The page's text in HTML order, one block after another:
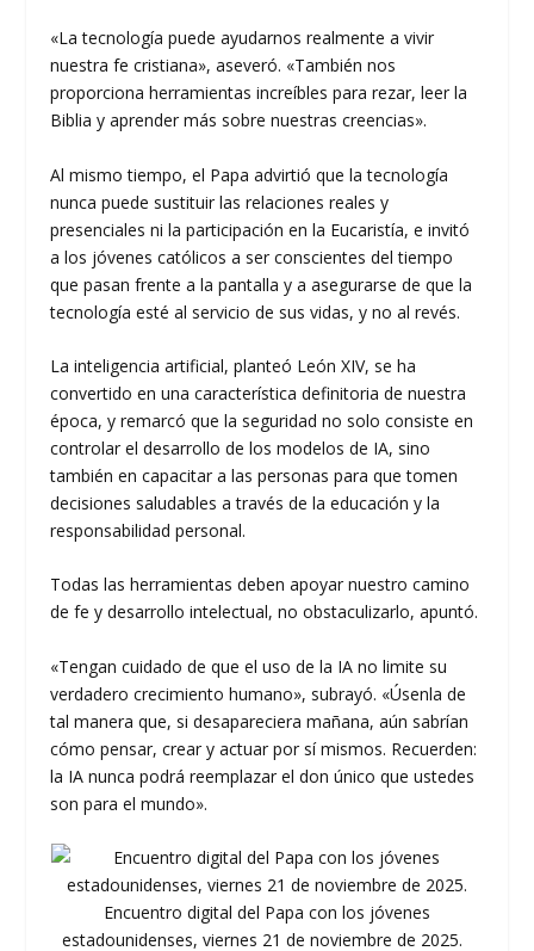
«La tecnología puede ayudarnos realmente a vivir
nuestra fe cristiana», aseveró. «También nos
proporciona herramientas increíbles para rezar, leer la
Biblia y aprender más sobre nuestras creencias».
Al mismo tiempo, el Papa advirtió que la tecnología
nunca puede sustituir las relaciones reales y
presenciales ni la participación en la Eucaristía, e invitó
a los jóvenes católicos a ser conscientes del tiempo
que pasan frente a la pantalla y a asegurarse de que la
tecnología esté al servicio de sus vidas, y no al revés.
La inteligencia artificial, planteó León XIV, se ha
convertido en una característica definitoria de nuestra
época, y remarcó que la seguridad no solo consiste en
controlar el desarrollo de los modelos de IA, sino
también en capacitar a las personas para que tomen
decisiones saludables a través de la educación y la
responsabilidad personal.
Todas las herramientas deben apoyar nuestro camino
de fe y desarrollo intelectual, no obstaculizarlo, apuntó.
«Tengan cuidado de que el uso de la IA no limite su
verdadero crecimiento humano», subrayó. «Úsenla de
tal manera que, si desapareciera mañana, aún sabrían
cómo pensar, crear y actuar por sí mismos. Recuerden:
la IA nunca podrá reemplazar el don único que ustedes
son para el mundo».
Encuentro digital del Papa con los jóvenes
estadounidenses, viernes 21 de noviembre de 2025.